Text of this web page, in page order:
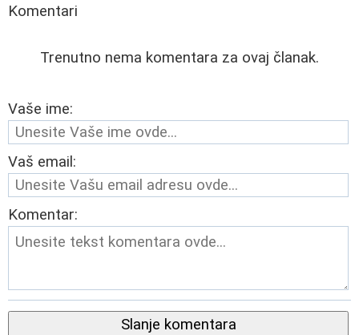
Komentari
Trenutno nema komentara za ovaj članak.
Vaše ime:
Vaš email:
Komentar:
Slanje komentara